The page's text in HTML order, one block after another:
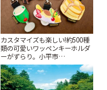
カスタマイズも楽しい!約500種
類の可愛いワッペンキーホルダ
ーがずらり。小平市
「Kimamaya T&K」 | ことりっ
ぷ